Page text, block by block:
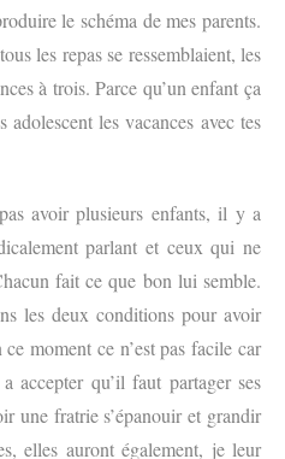
le schéma de mes parents.
les repas se ressemblaient, les
à trois. Parce qu’un enfant ça
les vacances avec tes
avoir plusieurs enfants, il y a
parlant et ceux qui ne
fait ce que bon lui semble.
les deux conditions pour avoir
moment ce n’est pas facile car
accepter qu’il faut partager ses
une fratrie s’épanouir et grandir
elles auront également, je leur